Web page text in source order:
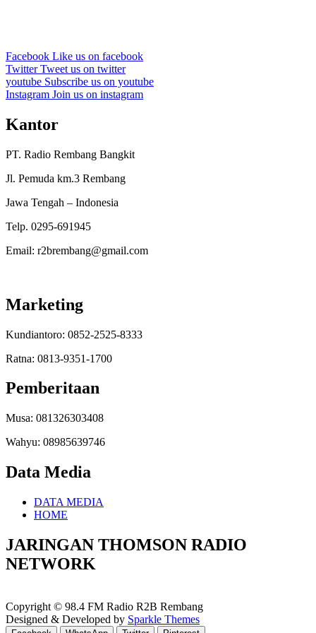
Facebook Like us on facebook
TwitterTweet us on twitter
youtube Subscribe us on youtube
Instagram Join us on instagram
Kantor
PT. Radio Rembang Bangkit
Jl. Pemuda km.3 Rembang
Jawa Tengah – Indonesia
Telp. 0295-691945
Email: r2brembang@gmail.com
Marketing
Kundiantoro: 0852-2525-8333
Ratna: 0813-9351-1700
Pemberitaan
Musa: 081326303408
Wahyu: 08985639746
Data Media
DATA MEDIA
HOME
JARINGAN THOMSON RADIO
NETWORK
Copyright © 98.4 FM Radio R2B Rembang
Designed & Developed by Sparkle Themes